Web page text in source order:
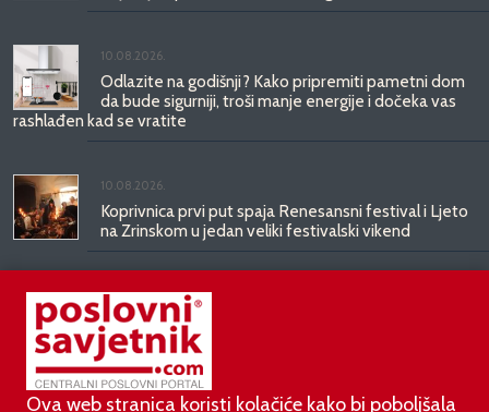
10.08.2026.
Odlazite na godišnji? Kako pripremiti pametni dom
da bude sigurniji, troši manje energije i dočeka vas
rashlađen kad se vratite
10.08.2026.
Koprivnica prvi put spaja Renesansni festival i Ljeto
na Zrinskom u jedan veliki festivalski vikend
06.08.2026.
Bugatti Destrier: skulptura stvorena za vječnost
Ova web stranica koristi kolačiće kako bi poboljšala